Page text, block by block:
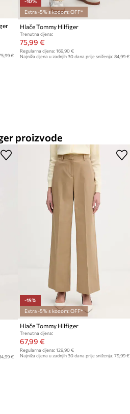
€
Extra -5% s kodom: OFF*
Hlače Tommy Hilfiger
Trenutna cijena:
75,99 €
Regularna cijena:169,90 €
Najniža cijena u zadnjih 30 dana prije sniženja:84,99 €
proizvode
€
-15%
Extra -5% s kodom: OFF*
Hlače Tommy Hilfiger
Trenutna cijena:
67,99 €
Regularna cijena:129,90 €
Najniža cijena u zadnjih 30 dana prije sniženja:79,99 €